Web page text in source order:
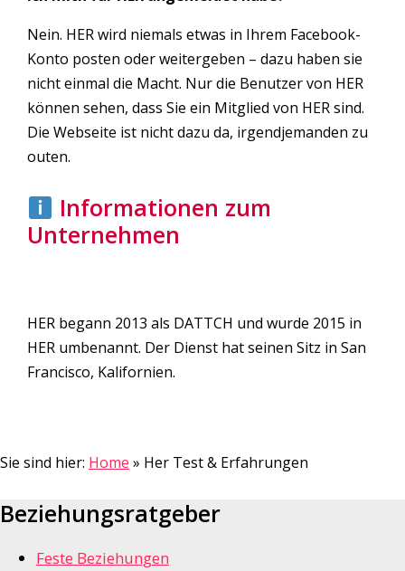
Nein. HER wird niemals etwas in Ihrem Facebook-
Konto posten oder weitergeben – dazu haben sie
nicht einmal die Macht. Nur die Benutzer von HER
können sehen, dass Sie ein Mitglied von HER sind.
Die Webseite ist nicht dazu da, irgendjemanden zu
outen.
Informationen zum
Unternehmen
HER begann 2013 als DATTCH und wurde 2015 in
HER umbenannt. Der Dienst hat seinen Sitz in San
Francisco, Kalifornien.
Sie sind hier: Home » Her Test & Erfahrungen
Beziehungsratgeber
Feste Beziehungen